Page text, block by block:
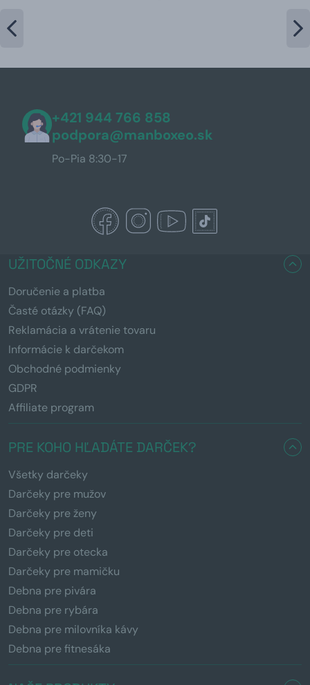
+421 944 766 858
podpora@manboxeo.sk
Po-Pia 8:30-17
UŽITOČNÉ ODKAZY
Doručenie a platba
Časté otázky (FAQ)
Reklamácia a vrátenie tovaru
Informácie k darčekom
Obchodné podmienky
GDPR
Affiliate program
PRE KOHO HĽADÁTE DARČEK?
Všetky darčeky
Darčeky pre mužov
Darčeky pre ženy
Darčeky pre deti
Darčeky pre otecka
Darčeky pre mamičku
Debna pre pivára
Debna pre rybára
Debna pre milovníka kávy
Debna pre fitnesáka